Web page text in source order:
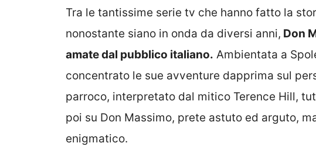
Tra le tantissime serie tv che hanno fatto la
nonostante siano in onda da diversi anni, Don
amate dal pubblico italiano. Ambientata a
concentrato le sue avventure dapprima sul
parroco, interpretato dal mitico Terence Hill,
poi su Don Massimo, prete astuto ed arguto,
enigmatico.